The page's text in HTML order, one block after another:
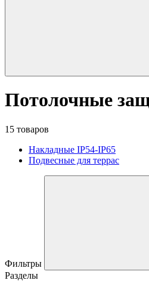
Потолочные
15 товаров
Накладные IP54-IP65
Подвесные для террас
Фильтры
Разделы